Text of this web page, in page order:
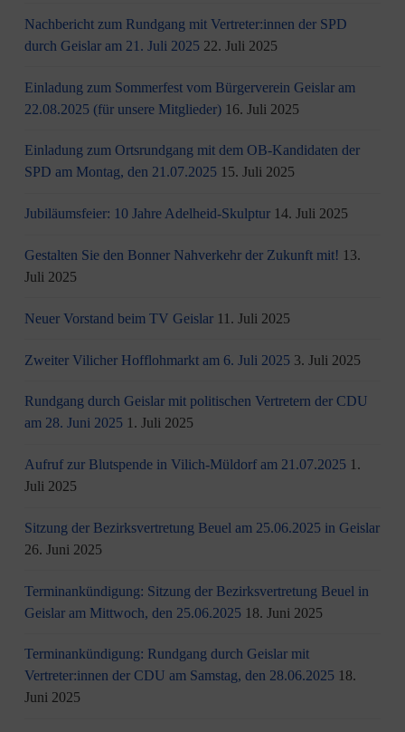
Nachbericht zum Rundgang mit Vertreter:innen der SPD
durch Geislar am 21. Juli 2025 22. Juli 2025
Einladung zum Sommerfest vom Bürgerverein Geislar am
22.08.2025 (für unsere Mitglieder) 16. Juli 2025
Einladung zum Ortsrundgang mit dem OB-Kandidaten der
SPD am Montag, den 21.07.2025 15. Juli 2025
Jubiläumsfeier: 10 Jahre Adelheid-Skulptur 14. Juli 2025
Gestalten Sie den Bonner Nahverkehr der Zukunft mit! 13.
Juli 2025
Neuer Vorstand beim TV Geislar 11. Juli 2025
Zweiter Vilicher Hofflohmarkt am 6. Juli 2025 3. Juli 2025
Rundgang durch Geislar mit politischen Vertretern der CDU
am 28. Juni 2025 1. Juli 2025
Aufruf zur Blutspende in Vilich-Müldorf am 21.07.2025 1.
Juli 2025
Sitzung der Bezirksvertretung Beuel am 25.06.2025 in Geislar
26. Juni 2025
Terminankündigung: Sitzung der Bezirksvertretung Beuel in
Geislar am Mittwoch, den 25.06.2025 18. Juni 2025
Terminankündigung: Rundgang durch Geislar mit
Vertreter:innen der CDU am Samstag, den 28.06.2025 18.
Juni 2025